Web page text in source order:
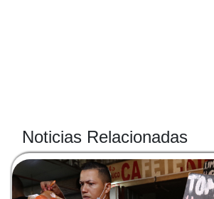
Noticias Relacionadas